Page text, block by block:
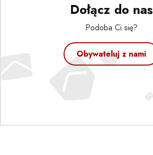
Dołącz do nas
Podoba Ci się?
Obywateluj z nami